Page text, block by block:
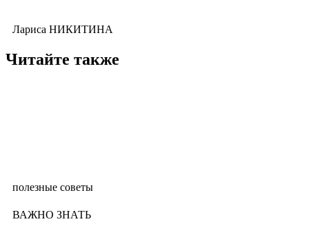
Лариса НИКИТИНА
Читайте также
полезные советы
ВАЖНО ЗНАТЬ